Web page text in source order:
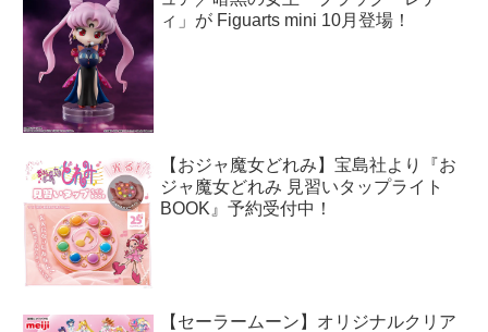
ィ」が Figuarts mini 10月登場！
【おジャ魔女どれみ】宝島社より『お
ジャ魔女どれみ 見習いタップライト
BOOK』予約受付中！
【セーラームーン】オリジナルクリア